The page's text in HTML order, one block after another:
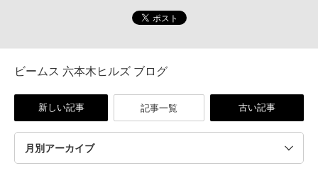
ビームス 六本木ヒルズ ブログ
新しい記事 記事一覧 古い記事